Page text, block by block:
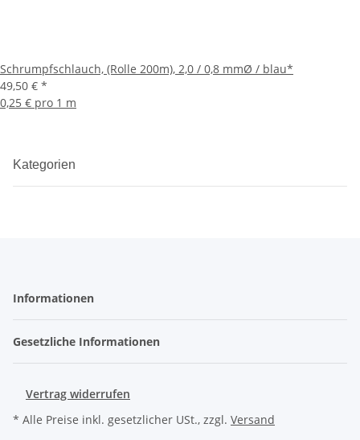
Schrumpfschlauch, (Rolle 200m), 2,0 / 0,8 mmØ / blau*
49,50 € *
0,25 € pro 1 m
Kategorien
Informationen
Gesetzliche Informationen
Vertrag widerrufen
* Alle Preise inkl. gesetzlicher USt., zzgl. Versand